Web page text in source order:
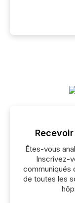
Êtes-vous
Inscrivez-
communiqués
de toutes les